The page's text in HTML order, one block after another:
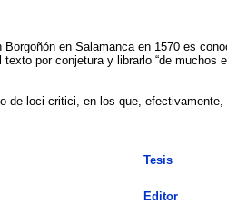
en Salamanca en 1570 es
por conjetura y librarlo “de muchos
de loci critici, en los que, efectivamente,
Tesis
Editor